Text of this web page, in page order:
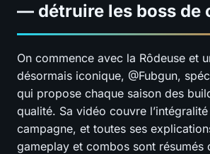
— détruire les boss de
On commence avec la Rôdeuse et
désormais iconique, @Fubgun,
qui propose chaque saison des
qualité. Sa vidéo couvre
campagne, et toutes ses
gameplay et combos sont résumés